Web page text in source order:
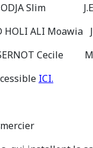
HOLI ALI
Cecile
ICI.